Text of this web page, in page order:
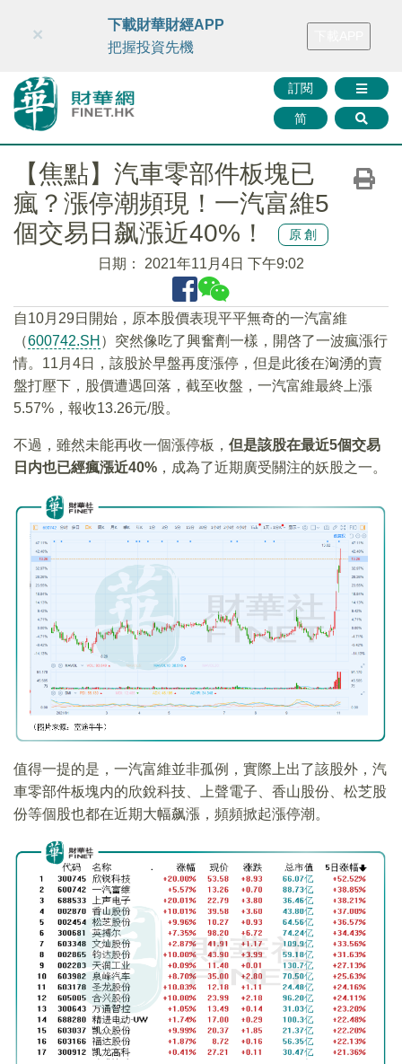
財華智庫網 FINTV FINMETA 財華證券 媒體矩陣
訂閱
简
×
下載財華財經APP
把握投資先機
【焦點】汽車零部件板塊已
瘋？漲停潮頻現！一汽富維5
個交易日飙漲近40%！
原創
日期： 2021年11月4日 下午9:02
自10月29日開始，原本股價表現平平無奇的一汽富維
（600742.SH ）突然像吃了興奮劑一樣，開啓了一波瘋漲行
情。11月4日，該股於早盤再度漲停，但是此後在洶湧的賣
盤打壓下，股價遭遇回落，截至收盤，一汽富維最終上漲
5.57%，報收13.26元/股。
不過，雖然未能再收一個漲停板， 但是該股在最近5個交易
日内也已經瘋漲近40% ，成為了近期廣受關注的妖股之一。
值得一提的是，一汽富維並非孤例，實際上出了該股外，汽
車零部件板塊内的欣銳科技、上聲電子、香山股份、松芝股
份等個股也都在近期大幅飙漲，頻頻掀起漲停潮。